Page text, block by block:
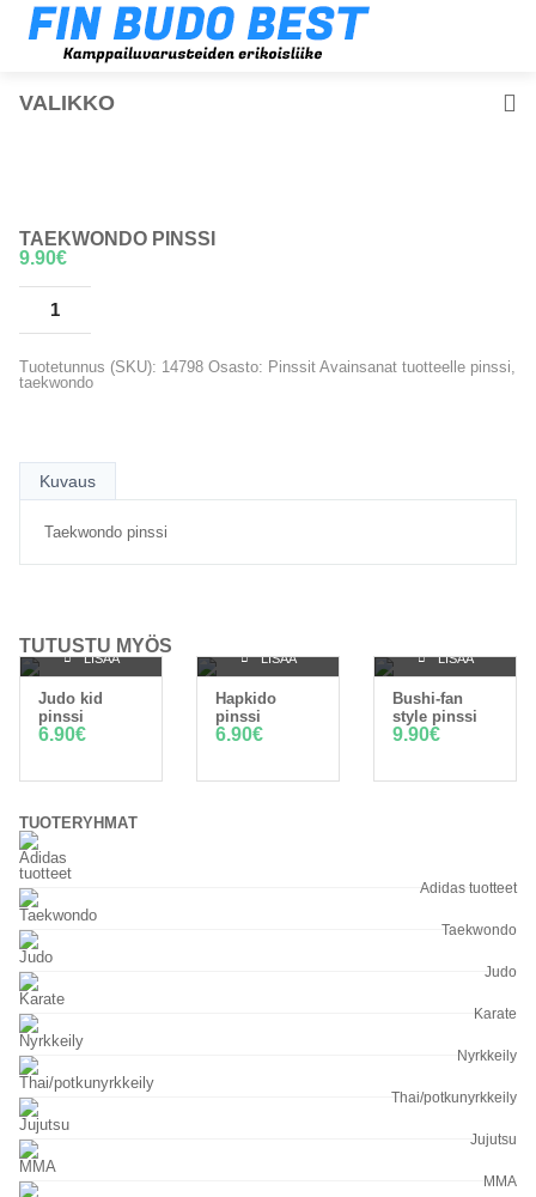
VALIKKO
TAEKWONDO PINSSI
9.90€
Tuotetunnus (SKU): 14798 Osasto: Pinssit Avainsanat tuotteelle pinssi,
taekwondo
Kuvaus
Taekwondo pinssi
TUTUSTU MYÖS
LISÄÄ
OSTOSKORIIN
Judo kid
pinssi
6.90€
LISÄÄ
OSTOSKORIIN
Hapkido
pinssi
6.90€
LISÄÄ
OSTOSKORIIN
Bushi-fan
style pinssi
9.90€
TUOTERYHMÄT
Adidas tuotteet
Taekwondo
Judo
Karate
Nyrkkeily
Thai/potkunyrkkeily
Jujutsu
MMA